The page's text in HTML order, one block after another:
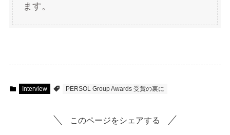
ます。
Interview PERSOL Group Awards 受賞の裏に
このページをシェアする